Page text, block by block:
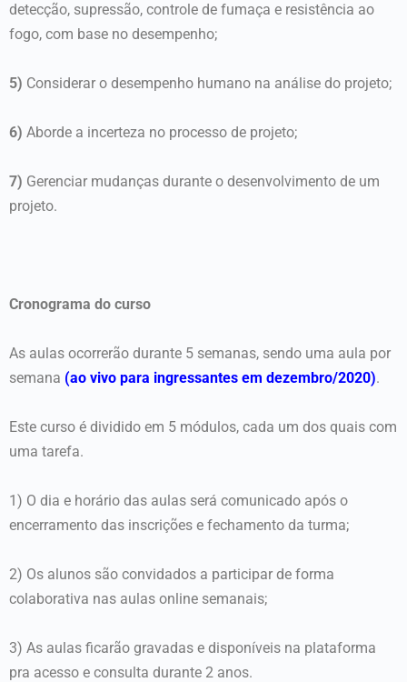
detecção, supressão, controle de fumaça e resistência ao
fogo, com base no desempenho;
5) Considerar o desempenho humano na análise do projeto;
6) Aborde a incerteza no processo de projeto;
7) Gerenciar mudanças durante o desenvolvimento de um
projeto.
Cronograma do curso
As aulas ocorrerão durante 5 semanas, sendo uma aula por
semana (ao vivo para ingressantes em dezembro/2020).
Este curso é dividido em 5 módulos, cada um dos quais com
uma tarefa.
1) O dia e horário das aulas será comunicado após o
encerramento das inscrições e fechamento da turma;
2) Os alunos são convidados a participar de forma
colaborativa nas aulas online semanais;
3) As aulas ficarão gravadas e disponíveis na plataforma
pra acesso e consulta durante 2 anos.